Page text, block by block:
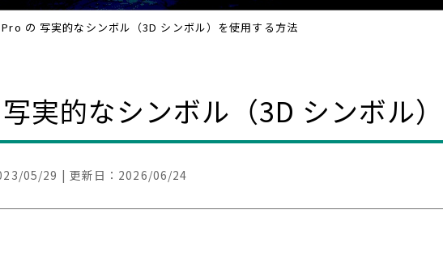
の 写実的なシンボル（3D シンボル）を使用する方法
実的なシンボル（3D シンボル
05/29 | 更新日： 2026/06/24